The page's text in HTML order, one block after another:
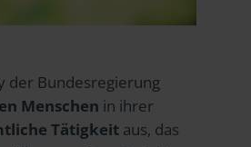
der Bundesregierung
Menschen in ihrer
Tätigkeit aus, das